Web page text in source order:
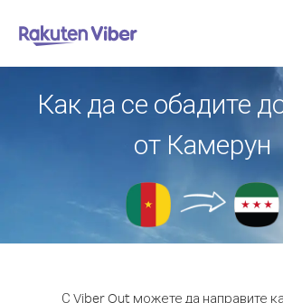
Как да се обадите
от Камерун
С Viber Out можете да направите